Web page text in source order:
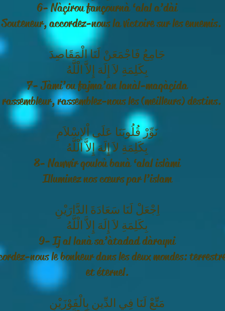
6- Nàçirou fançournà ‘alal a’dài
accordez-nous la victoire sur les ennemis.
جَامِعُ فَاجْمَعَنْ لَنَا الْمَقَاصِدَ
بِكَلِمَةِ لاَ إِلَهَ إِلاَّ الْلَّهُ
7- Jàmi’ou fajma’an lanàl-maqàçida
rassembleur, rassemblez-nous les (meilleurs) destins.
نَوِّرْ قُلُوبَنَا عَلَى اْلإِسْلاَمِ
بِكَلِمَةِ لاَ إِلَهَ إِلاَّ الْلَّهُ
8- Nawwir qouloù banà ‘alal islàmi
Illuminez nos cœurs par l’islam
اِجْعَلْ لَنَا سَعَادَةَ الدَّارَيْنِ
بِكَلِمَةِ لاَ إِلَهَ إِلاَّ الْلَّهُ
9- Ij al lanà sa’àtadad dàrayni
nous le bonheur dans les deux mondes :
et éternel.
مَتِّعْ لَنَا فِي الدِّينِ بِالْفَوْزَيْنِ